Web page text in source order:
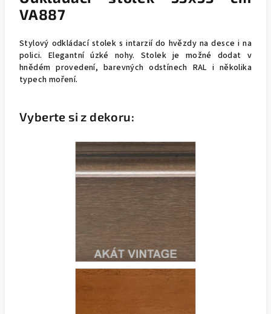
VA887
Stylový odkládací stolek s intarzií do hvězdy na desce i na
polici. Elegantní úzké nohy. Stolek je možné dodat v
hnědém provedení, barevných odstínech RAL i několika
typech moření.
Vyberte si z dekoru: